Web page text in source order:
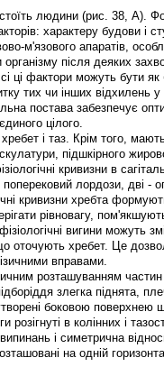
людини (рис. 38, А).
характеру будови і
м'язового апаратів,
після деяких
ці фактори можуть бути як
тих чи інших відхилень у
постава забезпечує
цілого.
і таз. Крім того,
підшкірного
кривизни в
лордози, дві -
кривизни хребта
рівновагу,
вигини можуть
оточують хребет. Це
вправами.
розташуванням
злегка піднята,
боковою поверхнею
в колінних і
і симетрична
на одній